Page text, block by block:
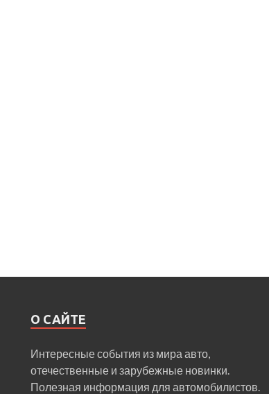
О САЙТЕ
Интересные события из мира авто,
отечественные и зарубежные новинки.
Полезная информация для автомобилистов.